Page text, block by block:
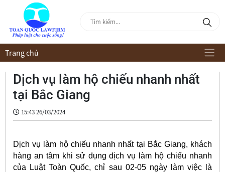
Trang chủ
Dịch vụ làm hộ chiếu nhanh nhất
tại Bắc Giang
15:43 26/03/2024
Dịch vụ làm hộ chiếu nhanh nhất tại Bắc Giang, khách
hàng an tâm khi sử dụng dịch vụ làm hộ chiếu nhanh
của Luật Toàn Quốc, chỉ sau 02-05 ngày làm việc là